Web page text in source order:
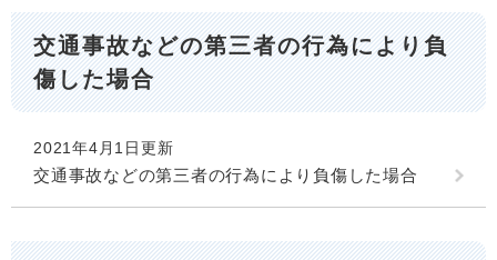
交通事故などの第三者の行為により負
傷した場合
2021年4月1日更新
交通事故などの第三者の行為により負傷した場合